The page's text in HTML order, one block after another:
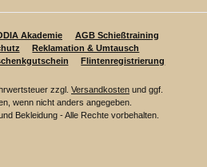
Akademie
AGB Schießtraining
Reklamation & Umtausch
Flintenregistrierung
zzgl. Versandkosten und ggf.
wenn nicht anders angegeben.
Bekleidung - Alle Rechte vorbehalten.